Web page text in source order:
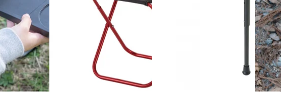
■耐荷重：約100kg
■付属品：収納ケース、ラック付ラバーバンド
■生産国：中国
■2026年モデル